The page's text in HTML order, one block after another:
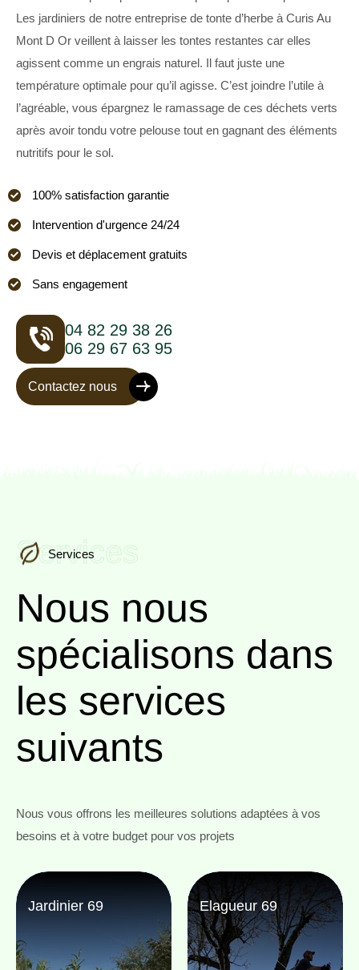
Les jardiniers de notre entreprise de tonte d’herbe à Curis Au
Mont D Or veillent à laisser les tontes restantes car elles
agissent comme un engrais naturel. Il faut juste une
température optimale pour qu’il agisse. C’est joindre l’utile à
l’agréable, vous épargnez le ramassage de ces déchets verts
après avoir tondu votre pelouse tout en gagnant des éléments
nutritifs pour le sol.
100% satisfaction garantie
Intervention d'urgence 24/24
Devis et déplacement gratuits
Sans engagement
04 82 29 38 26
06 29 67 63 95
Contactez nous
Services
Services
Nous nous
spécialisons dans
les services
suivants
Nous vous offrons les meilleures solutions adaptées à vos
besoins et à votre budget pour vos projets
Jardinier 69 Elagueur 69